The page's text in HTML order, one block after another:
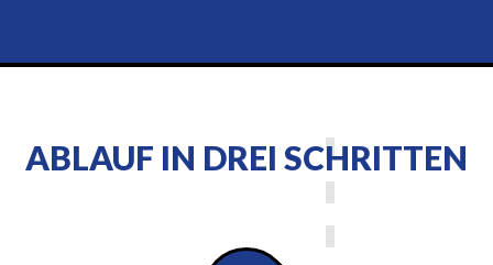
ABLAUF IN DREI SCHRITTEN